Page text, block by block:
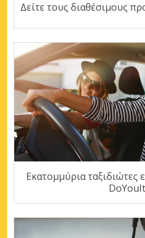
Δείτε τους διαθέσιμους
Εκατομμύρια ταξιδιώτες